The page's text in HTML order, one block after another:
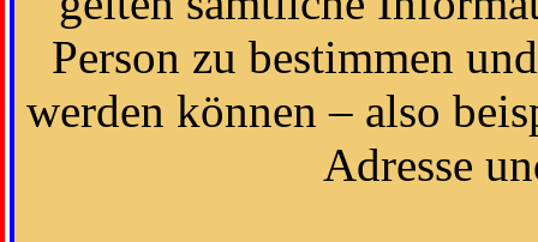
Person zu bestimmen
werden können – also
Adresse